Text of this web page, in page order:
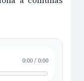
0:00/0:00